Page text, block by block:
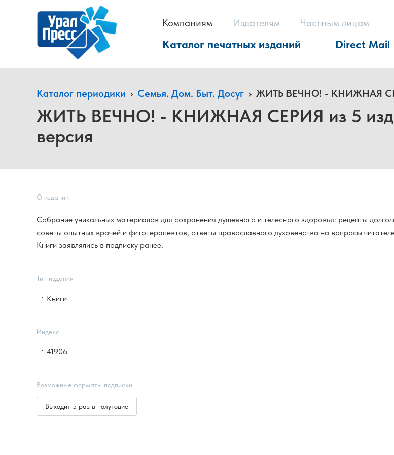
Компаниям Издателям Частным лицам
Каталог печатных изданий Direct Mail
Каталог периодики › Семья. Дом. Быт. Досуг › ЖИТЬ ВЕЧНО! - КНИЖНАЯ
ЖИТЬ ВЕЧНО! - КНИЖНАЯ СЕРИЯ из 5
версия
О издании
Собрание уникальных материалов для сохранения душевного и телесного здоровья: рецепты
советы опытных врачей и фитотерапевтов, ответы православного духовенства на вопросы
Книги заявлялись в подписку ранее.
Тип издания
Книги
Индекс
41906
Возможные форматы подписки
Выходит 5 раз в полугодие